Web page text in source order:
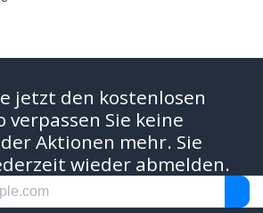
jetzt den kostenlosen
verpassen Sie keine
Aktionen mehr. Sie
wieder abmelden.